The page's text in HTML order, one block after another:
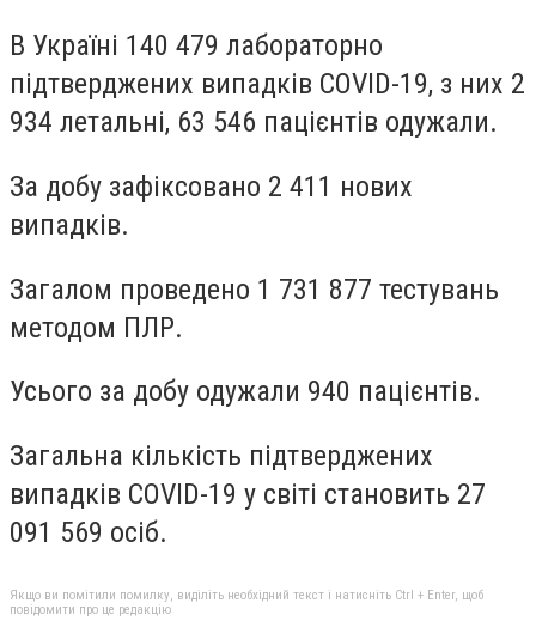
В Україні 140 479 лабораторно
підтверджених випадків COVID-19, з них 2
934 летальні, 63 546 пацієнтів одужали.
За добу зафіксовано 2 411 нових
випадків.
Загалом проведено 1 731 877 тестувань
методом ПЛР.
Усього за добу одужали 940 пацієнтів.
Загальна кількість підтверджених
випадків COVID-19 у світі становить 27
091 569 осіб.
Якщо ви помітили помилку, виділіть необхідний текст і натисніть Ctrl + Enter, щоб
повідомити про це редакцію